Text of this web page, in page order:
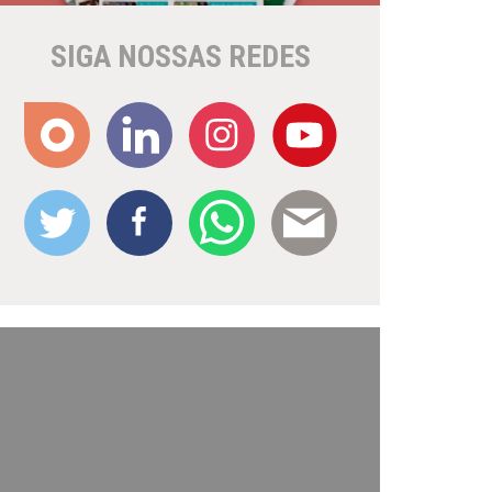
SIGA NOSSAS REDES